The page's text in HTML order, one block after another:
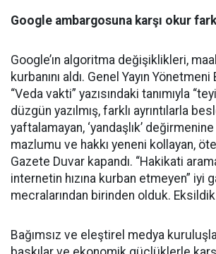
Google ambargosuna karşı okur
Google’ın algoritma değişiklikleri,
kurbanını aldı. Genel Yayın Yönetmeni
“Veda vakti” yazısındaki tanımıyla
düzgün yazılmış, farklı ayrıntılarla
yaftalamayan, ‘yandaşlık’
mazlumu ve hakkı yeneni kollayan,
Gazete Duvar kapandı. “Hakikati
internetin hızına kurban etmeyen” iyi
mecralarından birinden olduk.
Bağımsız ve eleştirel medya